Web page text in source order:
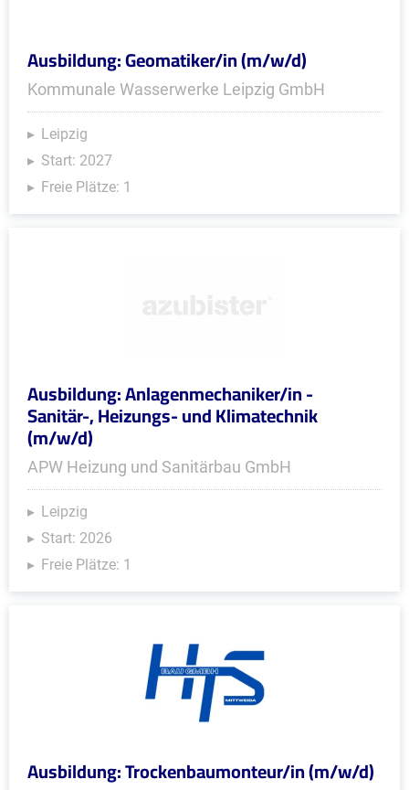
Ausbildung: Geomatiker/in (m/w/d)
Kommunale Wasserwerke Leipzig GmbH
Leipzig
Start: 2027
Freie Plätze: 1
Ausbildung: Anlagenmechaniker/in -
Sanitär-, Heizungs- und Klimatechnik
(m/w/d)
APW Heizung und Sanitärbau GmbH
Leipzig
Start: 2026
Freie Plätze: 1
Ausbildung: Trockenbaumonteur/in (m/w/d)